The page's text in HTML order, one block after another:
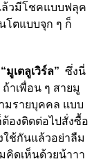
ล้วมีโชคแบบฟลุค
โตแบบจุก ๆ ก็
“มูเตลูเวิร์ล” ซึ่งนี่
ถ้าเพื่อน ๆ สายมู
มรายบุคคล แบบ
องติดต่อไปสั่งซื้อ
ใช้กันแล้วอย่าลืม
คิดเห็นด้วยน้าาา